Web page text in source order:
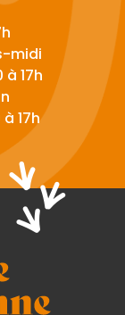
midi
à 17h
17h